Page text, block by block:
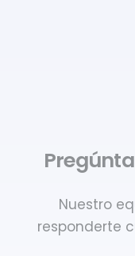
Nuestro
responderte